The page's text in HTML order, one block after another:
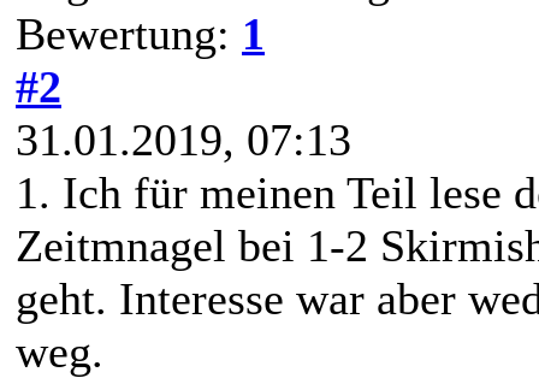
Bewertung: 1
#2
31.01.2019, 07:13
1. Ich für meinen Teil lese
Zeitmnagel bei 1-2
geht. Interesse war aber
weg.